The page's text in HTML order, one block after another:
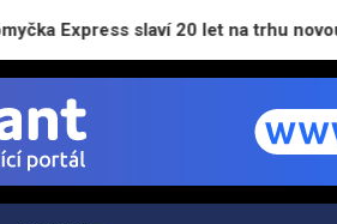
slaví 20 let na trhu novou